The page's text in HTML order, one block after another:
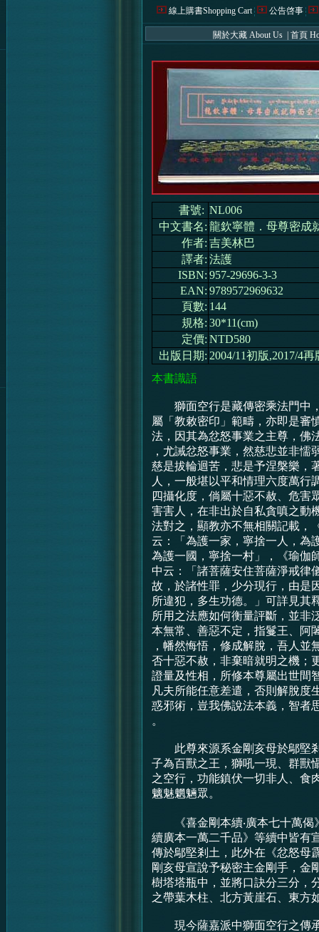
線上購書Shopping Cart 公告啓事
關於大藏 About Us 首頁
書號: NL006
中文書名: 龍欽寧體．母尊密成
作者: 吉美林巴
譯者: 法護
ISBN: 957-29696-3-3
EAN: 9789572969632
頁數: 144
規格: 30*11(cm)
定價: NTD580
出版日期: 2004/11初版,2017/4再
本書識語
獅面空行是藏傳密乘法門中
屬「教敕密印」範疇，亦即是審
法，因其為忿怒事業之主尊，佛
，尤誡忿怒事業，然慈悲並非懦
慈是拔輪迴苦，悲是予涅槃樂，
人，一般堪以平和情理六度萬行
四攝化度，倘屬十惡不赦、危害
害害人，在非出於自私貪嗔之動
法對之，顯教亦不無相關記載，
云：「為護一家，寧捨一人，為
為護一國，寧捨一村」，《瑜伽
中云：「諸菩薩安住菩薩淨戒律
故，於諸性罪，少分現行，由是
所違犯，多生功德。」可詳見其
所用之法應如何衡量評斷，並非
本無常、善惡不定，指鬘王、阿
，幡然悔悟，修成解脫，吾人並
否十惡不赦，非棄暗就明之機；
證量及性相，所修本尊屬出世間
凡夫所能任意差遣，否則解脫度
惑邪術，豈我佛說法本義，智者
。
此尊來源系金剛亥母於鄔堅
子為百獸之王，獅吼一現、群獸
之空行，功能鎮伏一切非人、食
魑魅魍魎眾。
《喜金剛本續‧廣本七十萬偈
續廣本一萬二千品》等續中皆有
傳於鄔堅剎土，此外在《忿怒母
剛亥母宣說予秘密主金剛手，金
樹塔塔瓶中，並將口訣分三分，
之帶葉木柱、北方黃崖石、東方
現今薩嘉派中獅面空行之傳